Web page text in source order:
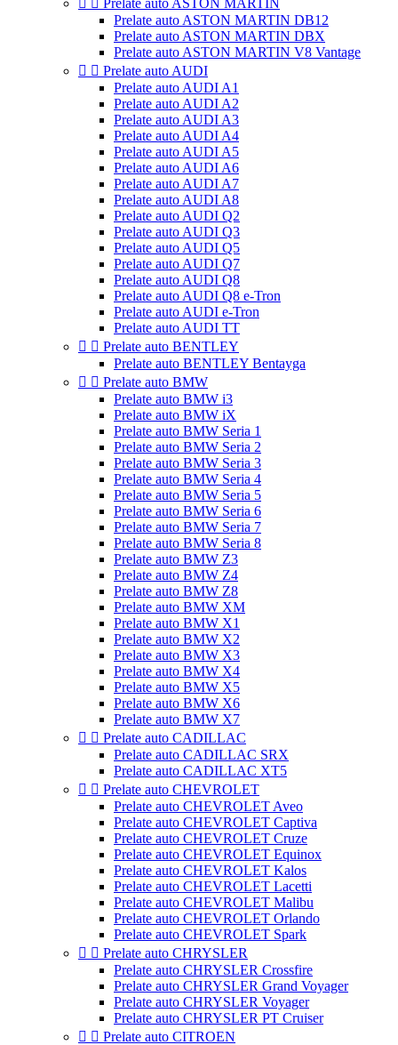
  Prelate auto ASTON MARTIN
Prelate auto ASTON MARTIN DB12
Prelate auto ASTON MARTIN DBX
Prelate auto ASTON MARTIN V8 Vantage
  Prelate auto AUDI
Prelate auto AUDI A1
Prelate auto AUDI A2
Prelate auto AUDI A3
Prelate auto AUDI A4
Prelate auto AUDI A5
Prelate auto AUDI A6
Prelate auto AUDI A7
Prelate auto AUDI A8
Prelate auto AUDI Q2
Prelate auto AUDI Q3
Prelate auto AUDI Q5
Prelate auto AUDI Q7
Prelate auto AUDI Q8
Prelate auto AUDI Q8 e-Tron
Prelate auto AUDI e-Tron
Prelate auto AUDI TT
  Prelate auto BENTLEY
Prelate auto BENTLEY Bentayga
  Prelate auto BMW
Prelate auto BMW i3
Prelate auto BMW iX
Prelate auto BMW Seria 1
Prelate auto BMW Seria 2
Prelate auto BMW Seria 3
Prelate auto BMW Seria 4
Prelate auto BMW Seria 5
Prelate auto BMW Seria 6
Prelate auto BMW Seria 7
Prelate auto BMW Seria 8
Prelate auto BMW Z3
Prelate auto BMW Z4
Prelate auto BMW Z8
Prelate auto BMW XM
Prelate auto BMW X1
Prelate auto BMW X2
Prelate auto BMW X3
Prelate auto BMW X4
Prelate auto BMW X5
Prelate auto BMW X6
Prelate auto BMW X7
  Prelate auto CADILLAC
Prelate auto CADILLAC SRX
Prelate auto CADILLAC XT5
  Prelate auto CHEVROLET
Prelate auto CHEVROLET Aveo
Prelate auto CHEVROLET Captiva
Prelate auto CHEVROLET Cruze
Prelate auto CHEVROLET Equinox
Prelate auto CHEVROLET Kalos
Prelate auto CHEVROLET Lacetti
Prelate auto CHEVROLET Malibu
Prelate auto CHEVROLET Orlando
Prelate auto CHEVROLET Spark
  Prelate auto CHRYSLER
Prelate auto CHRYSLER Crossfire
Prelate auto CHRYSLER Grand Voyager
Prelate auto CHRYSLER Voyager
Prelate auto CHRYSLER PT Cruiser
  Prelate auto CITROEN